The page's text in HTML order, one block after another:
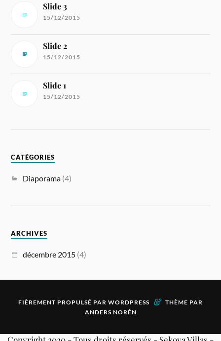
Slide 3
15/12/2015
Slide 2
15/12/2015
Slide 1
15/12/2015
CATÉGORIES
Diaporama (4)
ARCHIVES
décembre 2015 (4)
FIÈREMENT PROPULSÉ PAR WORDPRESS & THÈME PAR
ANDERS NORÉN